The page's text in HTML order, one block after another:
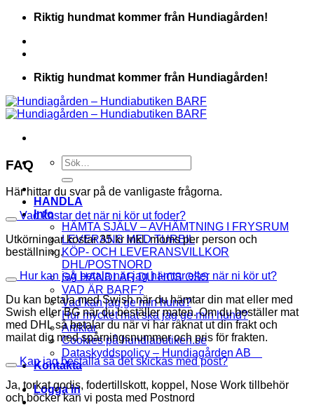
Skip
content
Riktig hundmat kommer från Hundiagården!
Riktig hundmat kommer från Hundiagården!
Sök
efter:
HANDLA
Info
HÄMTA SJÄLV – AVHÄMTNING I FRYSRUM
LEVERANS MED TURBIL
KÖP- OCH LEVERANSVILLKOR
DHL/POSTNORD
SÅ HANDLAR DU HOS OSS
VAD ÄR BARF?
Vad kan jag ge min hund?
Hur mycket mat ska jag ge min hund?
Artiklar
Cookies på hundiabutiken.se
Dataskyddspolicy – Hundiagården AB
Kontakta
Logga in
FAQ
Här hittar du svar på de vanligaste frågorna.
Vad kostar det när ni kör ut foder?
Utkörningar kostar 35 kr inkl. moms per person och
beställning.
Hur kan jag betala när jag hämtar eller när ni kör ut?
Du kan betala med Swish när du hämtar din mat eller med
Swish eller BG när du beställer maten. Om du beställer mat
med DHL så betalar du när vi har räknat ut din frakt och
mailat dig med spårningsnummer och pris för frakten.
Kan jag beställa så det skickas med post?
Ja, torkat godis, fodertillskott, koppel, Nose Work tillbehör
och böcker kan vi posta med Postnord